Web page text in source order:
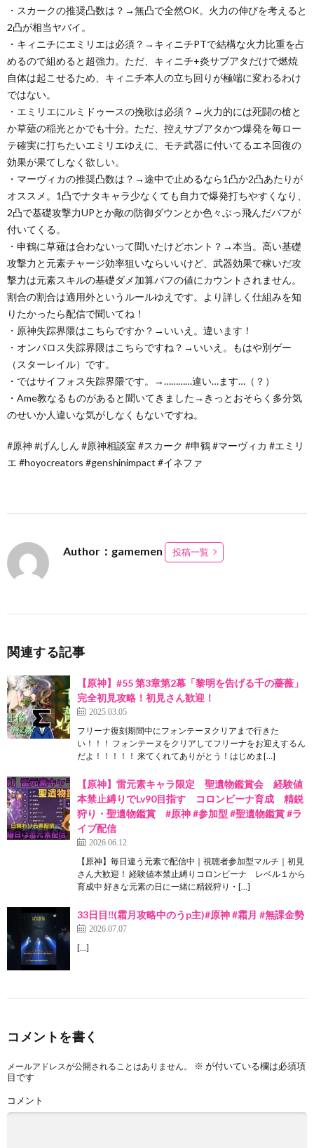
・スカークの推奨凸数は？→無凸で全然OK。火力の伸びを考えると
2凸が相当ヤバイ。
・キィニチにエミリエは必須？→キィニチPTで結構な火力比重を占
めるので組めると超強力。ただ、キィニチ+炎サブアタだけで燃焼
自体は起こせるため、キィニチ本人の立ち回りが極端に変わるわけ
ではない。
・エミリエにルミドゥースの挽歌は必須？→火力的には死闘の槍と
か草薙の稲光とかでも十分。ただ、控えサブアタかつ爆発を毎ロー
テ確実に打ちたいエミリエゆえに、モチ武器に付いてるエネ回復の
効果が果てしなく欲しい。
・マーヴィカの推奨凸数は？→途中で止めるなら1凸か2凸あたりが
オススメ。1凸でナタキャラ少なくても自力で爆発打ちやすくなり、
2凸で基礎攻撃力UPとか敵の防御ダウンとか色々ぶっ飛んだバフが
付いてくる。
・申鶴に草薙は合わないって聞いたけどホント？→本当。高い基礎
攻撃力と元素チャージ効率狙いならいいけど、武器効果で稼いだ攻
撃力は元素スキルの基礎ダメ加算バフの値にカウントされません。
割合の割合は適用外というルールゆえです。より詳しく仕組みを知
りたかったら配信で聞いてね！
・原神失踪界隈はこちらですか？→いいえ。違います！
・オンパロス失踪界隈はこちらですね？→いいえ。もはや別ゲー
（スターレイル）です。
・ではサイフォス失踪界隈です。→…………違い…ます…（？）
・Ame教なるものがあると聞いてきました→きっとおそらく多分気
のせいか人違いな気がしなくもないですね。
#原神 #げんしん #原神相談室 #スカーク #申鶴 #マーヴィカ #エミリ
エ #hoyocreators #genshinimpact #イネファ
Author：gamemen 投稿一覧
関連する記事
【原神】#55 第3章第2幕「黎明を告げる千の薔薇」
完全初見攻略！初見さん歓迎！
2025.03.05
フリーナ復刻期間中にフォンテーヌクリアまで行きた
い！！！ フォンテーヌをクリアしてフリーナをお迎えするん
だよ！！！！！ 来てくれてありがとう！はじめま[…]
【原神】雷元素キャラ限定 聖遺物鑑賞会 経験値
本禁止縛りでLv90目指す コロンビーナ育成 精鋭
狩り・聖遺物鑑賞 #原神 #参加型 #聖遺物鑑賞 #ラ
イブ配信
2026.06.12
【原神】毎日違う元素で配信中｜視聴者参加型マルチ｜初見
さん大歓迎！ 経験値本禁止縛りコロンビーナ レベル１から
育成中 好きな元素の日に一緒に精鋭狩り・[…]
33日目‼︎(霜月攻略中のうp主)#原神 #霜月 #無課金勢
2026.07.07
[…]
コメントを書く
メールアドレスが公開されることはありません。 ※ が付いている欄は必須項
目です
コメント